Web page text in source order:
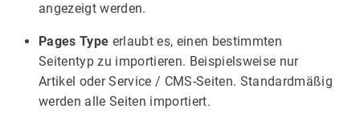
angezeigt werden.
Pages Type erlaubt es, einen bestimmten
Seitentyp zu importieren. Beispielsweise nur
Artikel oder Service / CMS-Seiten. Standardmäßig
werden alle Seiten importiert.